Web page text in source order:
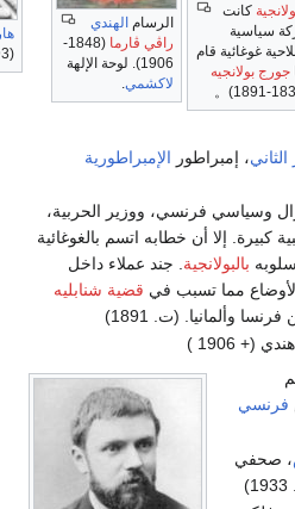
الهندي
ڤارما
.
هارولد يوري
(1893-1981)
الحربية،
اتسم بالغوغائية
عملاء داخل
قضية شنابليه